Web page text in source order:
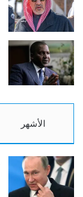
الأشهر